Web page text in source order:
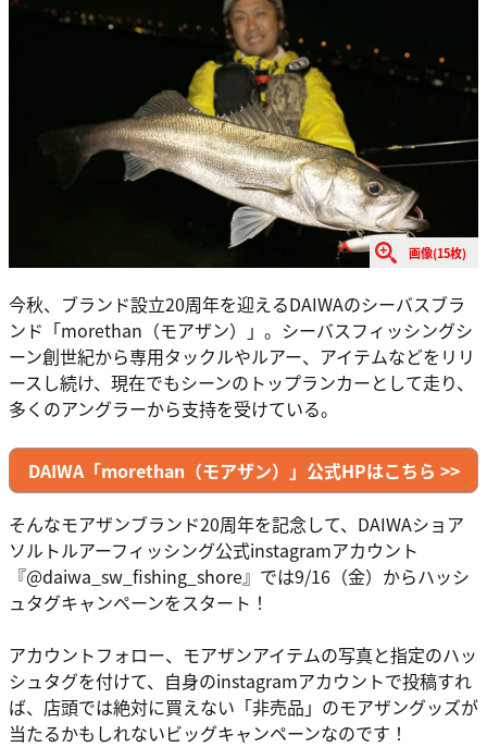
画像(15枚)
今秋、ブランド設立20周年を迎えるDAIWAのシーバスブラ
ンド「morethan（モアザン）」。シーバスフィッシングシ
ーン創世紀から専用タックルやルアー、アイテムなどをリリ
ースし続け、現在でもシーンのトップランカーとして走り、
多くのアングラーから支持を受けている。
DAIWA「morethan（モアザン）」公式HPはこちら >>
そんなモアザンブランド20周年を記念して、DAIWAショア
ソルトルアーフィッシング公式instagramアカウント
『@daiwa_sw_fishing_shore』では9/16（金）からハッシ
ュタグキャンペーンをスタート！
アカウントフォロー、モアザンアイテムの写真と指定のハッ
シュタグを付けて、自身のinstagramアカウントで投稿すれ
ば、店頭では絶対に買えない「非売品」のモアザングッズが
当たるかもしれないビッグキャンペーンなのです！